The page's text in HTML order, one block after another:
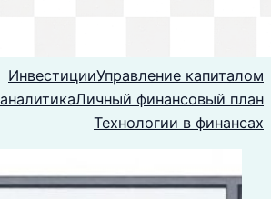
ИнвестицииУправление капиталом
Личный финансовый план
Технологии в финансах